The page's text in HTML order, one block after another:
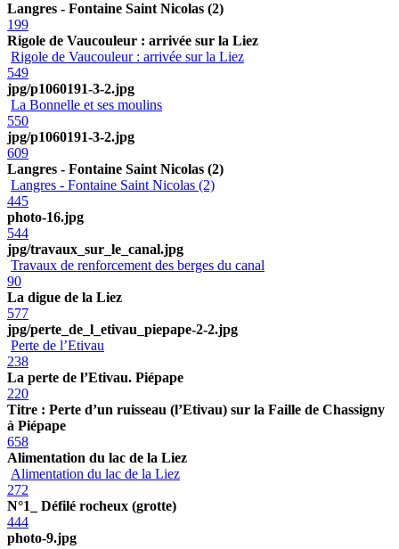
Langres - Fontaine Saint Nicolas (2)
199
Rigole de Vaucouleur : arrivée sur la Liez
Rigole de Vaucouleur : arrivée sur la Liez
549
jpg/p1060191-3-2.jpg
La Bonnelle et ses moulins
550
jpg/p1060191-3-2.jpg
609
Langres - Fontaine Saint Nicolas (2)
Langres - Fontaine Saint Nicolas (2)
445
photo-16.jpg
544
jpg/travaux_sur_le_canal.jpg
Travaux de renforcement des berges du canal
90
La digue de la Liez
577
jpg/perte_de_l_etivau_piepape-2-2.jpg
Perte de l’Etivau
238
La perte de l’Etivau. Piépape
220
Titre : Perte d’un ruisseau (l’Etivau) sur la Faille de Chassigny
à Piépape
658
Alimentation du lac de la Liez
Alimentation du lac de la Liez
272
N°1_ Défilé rocheux (grotte)
444
photo-9.jpg